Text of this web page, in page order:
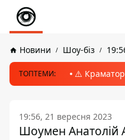
Новини Шоу-біз
ТОПТЕМИ: ⚠️
19:56, 21 вересня 2023
Шоумен Анатолій